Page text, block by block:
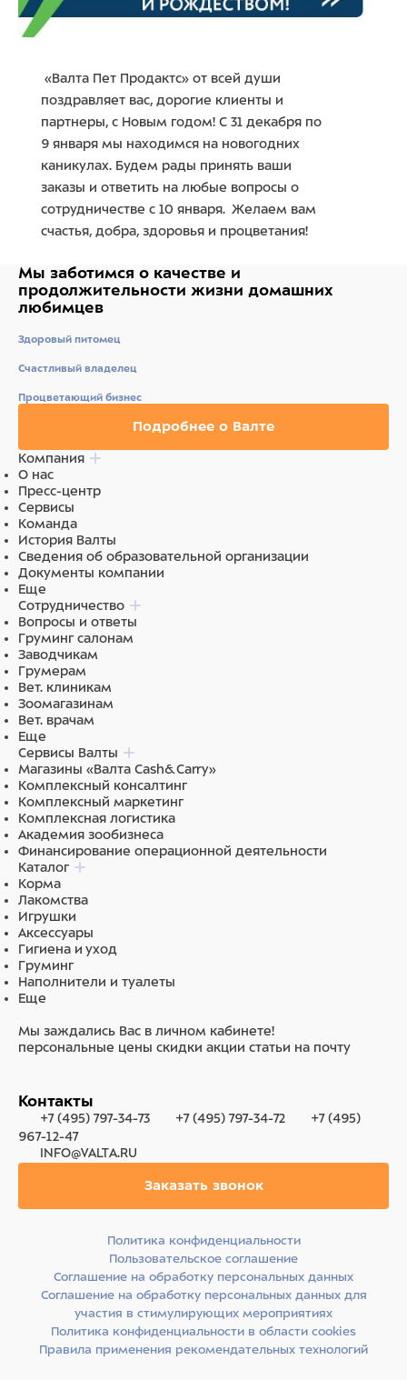
«Валта Пет Продактс» от всей души
поздравляет вас, дорогие клиенты и
партнеры, с Новым годом! С 31 декабря по
9 января мы находимся на новогодних
каникулах. Будем рады принять ваши
заказы и ответить на любые вопросы о
сотрудничестве с 10 января. Желаем вам
счастья, добра, здоровья и процветания!
Мы заботимся о качестве и
продолжительности жизни домашних
любимцев
Здоровый питомец
Счастливый владелец
Процветающий бизнес
Подробнее о Валте
Компания
О нас
Пресс-центр
Сервисы
Команда
История Валты
Сведения об образовательной организации
Документы компании
Еще
Сотрудничество
Вопросы и ответы
Груминг салонам
Заводчикам
Грумерам
Вет. клиникам
Зоомагазинам
Вет. врачам
Еще
Сервисы Валты
Магазины «Валта Cash&Carry»
Комплексный консалтинг
Комплексный маркетинг
Комплексная логистика
Академия зообизнеса
Финансирование операционной деятельности
Каталог
Корма
Лакомства
Игрушки
Аксессуары
Гигиена и уход
Груминг
Наполнители и туалеты
Еще
Мы заждались Вас в личном кабинете!
персональные цены скидки акции статьи на почту
Контакты
+7 (495) 797-34-73 +7 (495) 797-34-72
+7 (495)
967-12-47
INFO@VALTA.RU
Заказать звонок
Политика конфиденциальности
Пользовательское соглашение
Соглашение на обработку персональных данных
Соглашение на обработку персональных данных для
участия в стимулирующих мероприятиях
Политика конфиденциальности в области cookies
Правила применения рекомендательных технологий